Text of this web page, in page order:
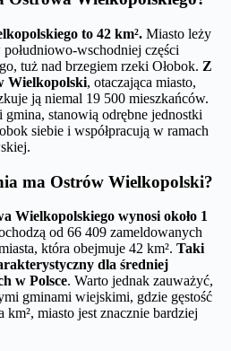
to 42 km². Miasto leży
wschodniej części
tuż nad brzegiem rzeki Ołobok. Z
Wielkopolski, otaczająca miasto,
ją niemal 19 500 mieszkańców.
gmina, stanowią odrębne jednostki
siebie i współpracują w ramach
ma Ostrów Wielkopolski?
Wielkopolskiego wynosi około 1
od 66 409 zameldowanych
która obejmuje 42 km². Taki
dla średniej
w Polsce. Warto jednak zauważyć,
gminami wiejskimi, gdzie gęstość
miasto jest znacznie bardziej